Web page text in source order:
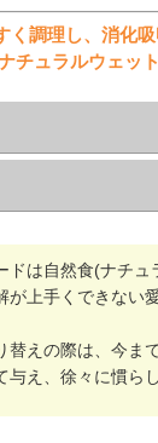
く調理し、消化
チュラルウェッ
ドは自然食(ナチ
が上手くできない
替えの際は、今ま
与え、徐々に慣ら